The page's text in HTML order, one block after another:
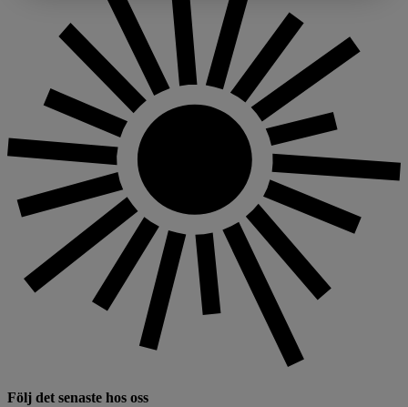
Följ det senaste hos oss